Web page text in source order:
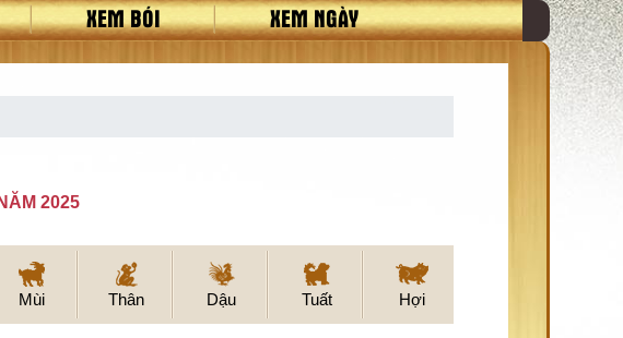
XEM BÓI XEM NGÀY
2025
Mùi Thân Dậu Tuất Hợi